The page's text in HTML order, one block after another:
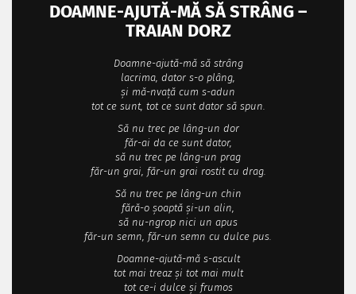
DOAMNE-AJUTĂ-MĂ SĂ STRÂNG –
TRAIAN DORZ
Doamne-ajută-mă să strâng
lacrima, dator s-o plâng,
şi mă-nvaţă cum s-adun
tot ce sunt, tot ce sunt dator să spun.
Să nu trec pe lâng-un dor
făr-ai da ce sunt dator,
să nu trec pe lâng-un prag
făr-un grai, făr-un grai rostit cu drag.
Să nu trec pe lâng-un chin
fără-o şoaptă şi-un alin,
să nu-ngrop nici un apus
făr-un semn, făr-un semn cu dulce pus.
Doamne-ajută-mă s-ascult
tot mai treaz şi tot mai mult
tot ce-i dulce şi frumos